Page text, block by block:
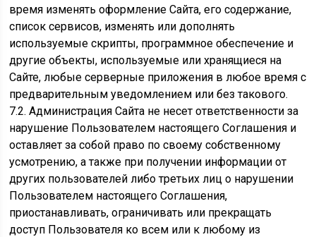
время изменять оформление Сайта, его содержание,
список сервисов, изменять или дополнять
используемые скрипты, программное обеспечение и
другие объекты, используемые или хранящиеся на
Сайте, любые серверные приложения в любое время с
предварительным уведомлением или без такового.
7.2. Администрация Сайта не несет ответственности за
нарушение Пользователем настоящего Соглашения и
оставляет за собой право по своему собственному
усмотрению, а также при получении информации от
других пользователей либо третьих лиц о нарушении
Пользователем настоящего Соглашения,
приостанавливать, ограничивать или прекращать
доступ Пользователя ко всем или к любому из